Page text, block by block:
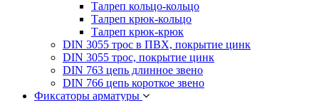
Талреп кольцо-кольцо
Талреп крюк-кольцо
Талреп крюк-крюк
DIN 3055 трос в ПВХ, покрытие цинк
DIN 3055 трос, покрытие цинк
DIN 763 цепь длинное звено
DIN 766 цепь короткое звено
Фиксаторы арматуры